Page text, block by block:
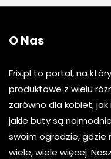
O Nas
Frix.pl to portal, na
produktowe z wielu
zarówno dla kobiet, jak
jakie buty są
swoim ogrodzie, gdzie
wiele, wiele więcej.